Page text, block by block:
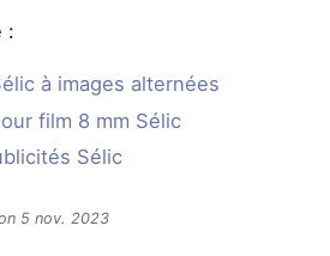
:
à images alternées
film 8 mm Sélic
Sélic
5 nov. 2023